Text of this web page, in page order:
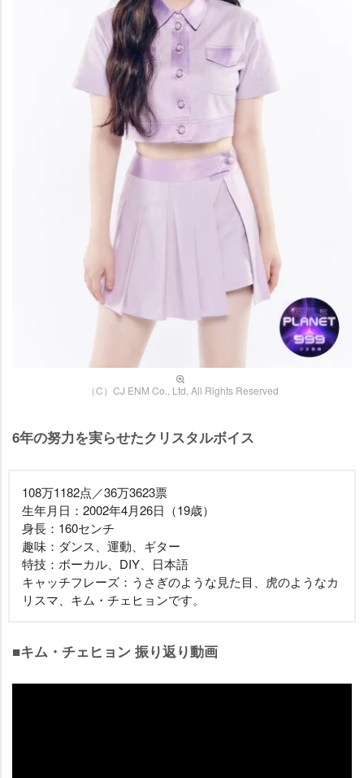
（C）CJ ENM Co., Ltd, All Rights Reserved
6年の努力を実らせたクリスタルボイス
108万1182点／36万3623票
生年月日：2002年4月26日（19歳）
身長：160センチ
趣味：ダンス、運動、ギター
特技：ボーカル、DIY、日本語
キャッチフレーズ：うさぎのような見た目、虎のようなカ
リスマ、キム・チェヒョンです。
■キム・チェヒョン 振り返り動画